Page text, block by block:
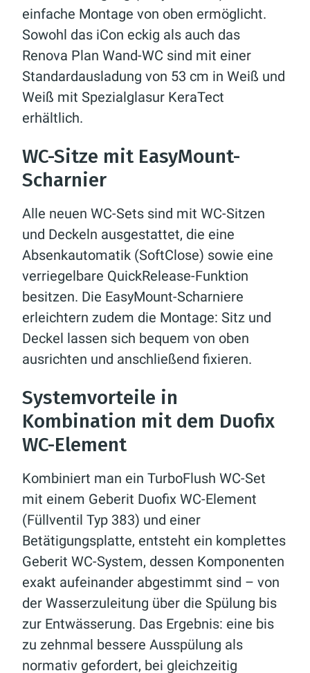
einfache Montage von oben ermöglicht.
Sowohl das iCon eckig als auch das
Renova Plan Wand-WC sind mit einer
Standardausladung von 53 cm in Weiß und
Weiß mit Spezialglasur KeraTect
erhältlich.
WC-Sitze mit EasyMount-
Scharnier
Alle neuen WC-Sets sind mit WC-Sitzen
und Deckeln ausgestattet, die eine
Absenkautomatik (SoftClose) sowie eine
verriegelbare QuickRelease-Funktion
besitzen. Die EasyMount-Scharniere
erleichtern zudem die Montage: Sitz und
Deckel lassen sich bequem von oben
ausrichten und anschließend fixieren.
Systemvorteile in
Kombination mit dem Duofix
WC-Element
Kombiniert man ein TurboFlush WC-Set
mit einem Geberit Duofix WC-Element
(Füllventil Typ 383) und einer
Betätigungsplatte, entsteht ein komplettes
Geberit WC-System, dessen Komponenten
exakt aufeinander abgestimmt sind – von
der Wasserzuleitung über die Spülung bis
zur Entwässerung. Das Ergebnis: eine bis
zu zehnmal bessere Ausspülung als
normativ gefordert, bei gleichzeitig